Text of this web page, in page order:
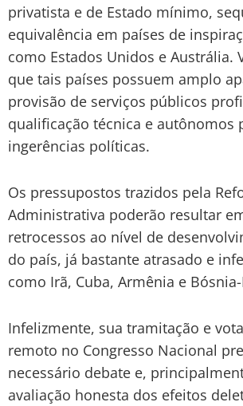
privatista e de Estado mínimo,
equivalência em países de
como Estados Unidos e Austrália.
que tais países possuem amplo
provisão de serviços públicos
qualificação técnica e autônomos
ingerências políticas.
Os pressupostos trazidos pela
Administrativa poderão resultar
retrocessos ao nível de
do país, já bastante atrasado e
como Irã, Cuba, Armênia e
Infelizmente, sua tramitação e
remoto no Congresso Nacional
necessário debate e,
avaliação honesta dos efeitos